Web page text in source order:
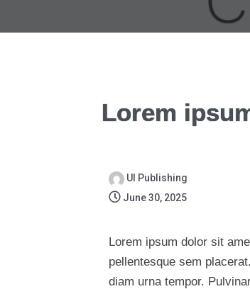
Lorem
UI Publishing
June 30, 2025
Lorem ipsum dolor sit
pellentesque sem
diam urna tempor.